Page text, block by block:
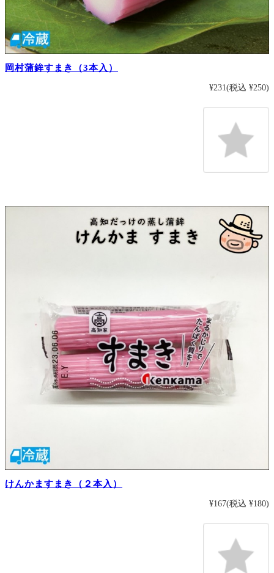
岡村蒲鉾すまき（3本入）
¥231(税込 ¥250)
けんかますまき（２本入）
¥167(税込 ¥180)